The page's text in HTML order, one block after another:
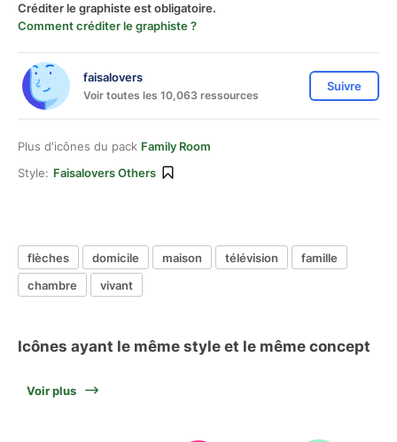
Créditer le graphiste est obligatoire.
Comment créditer le graphiste ?
faisalovers
Voir toutes les 10,063 ressources
Suivre
Plus d'icônes du pack Family Room
Style: Faisalovers Others
flèches domicile maison télévision
famille
chambre
vivant
Icônes ayant le même style et le même concept
Voir plus